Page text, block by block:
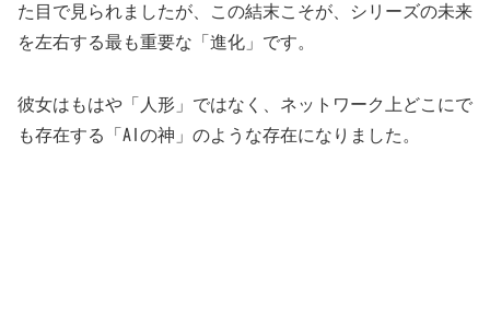
た目で見られましたが、この結末こそが、シリーズの未来
を左右する最も重要な「進化」です。
彼女はもはや「人形」ではなく、ネットワーク上どこにで
も存在する「AIの神」のような存在になりました。